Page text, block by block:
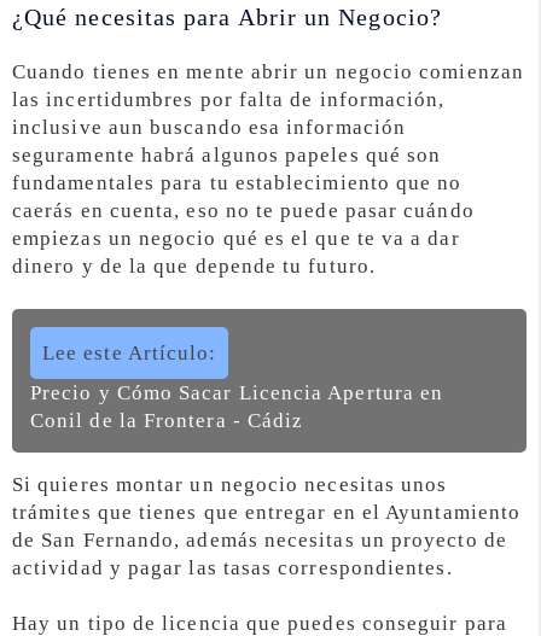
¿Qué necesitas para Abrir un Negocio?
Cuando tienes en mente abrir un negocio comienzan
las incertidumbres por falta de información,
inclusive aun buscando esa información
seguramente habrá algunos papeles qué son
fundamentales para tu establecimiento que no
caerás en cuenta, eso no te puede pasar cuándo
empiezas un negocio qué es el que te va a dar
dinero y de la que depende tu futuro.
Lee este Artículo:
Precio y Cómo Sacar Licencia Apertura en
Conil de la Frontera - Cádiz
Si quieres montar un negocio necesitas unos
trámites que tienes que entregar en el Ayuntamiento
de San Fernando, además necesitas un proyecto de
actividad y pagar las tasas correspondientes.
Hay un tipo de licencia que puedes conseguir para